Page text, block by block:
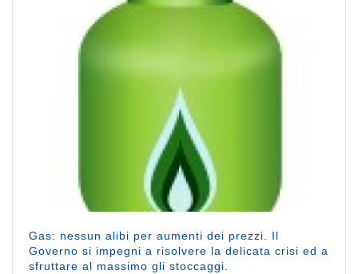
Gas: nessun alibi per aumenti dei prezzi. Il
Governo si impegni a risolvere la delicata crisi ed a
sfruttare al massimo gli stoccaggi.